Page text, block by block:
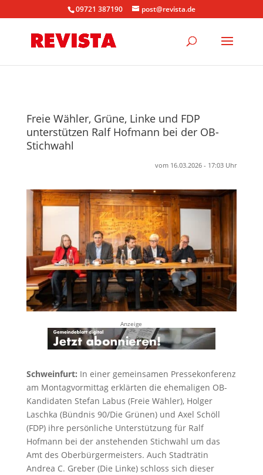
09721 387190 post@revista.de
Freie Wähler, Grüne, Linke und FDP
unterstützen Ralf Hofmann bei der OB-
Stichwahl
vom 16.03.2026 - 17:03 Uhr
Anzeige
Schweinfurt: In einer gemeinsamen Pressekonferenz
am Montagvormittag erklärten die ehemaligen OB-
Kandidaten Stefan Labus (Freie Wähler), Holger
Laschka (Bündnis 90/Die Grünen) und Axel Schöll
(FDP) ihre persönliche Unterstützung für Ralf
Hofmann bei der anstehenden Stichwahl um das
Amt des Oberbürgermeisters. Auch Stadträtin
Andrea C. Greber (Die Linke) schloss sich dieser